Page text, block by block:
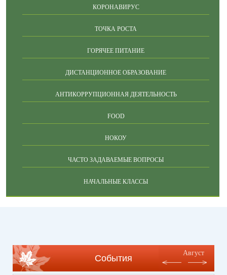
КОРОНАВИРУС
ТОЧКА РОСТА
ГОРЯЧЕЕ ПИТАНИЕ
ДИСТАНЦИОННОЕ ОБРАЗОВАНИЕ
АНТИКОРРУПЦИОННАЯ ДЕЯТЕЛЬНОСТЬ
FOOD
НОКОУ
ЧАСТО ЗАДАВАЕМЫЕ ВОПРОСЫ
НАЧАЛЬНЫЕ КЛАССЫ
События
Август